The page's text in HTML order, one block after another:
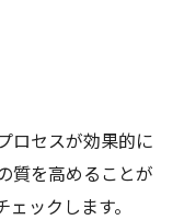
ロセスが効果的に
質を高めることが
ックします。